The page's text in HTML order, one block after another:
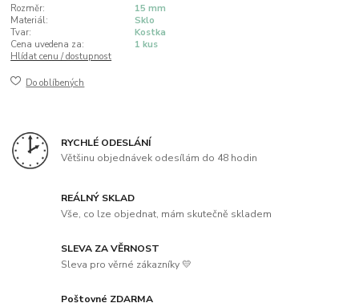
Rozměr:
15 mm
Materiál:
Sklo
Tvar:
Kostka
Cena uvedena za:
1 kus
Hlídat cenu / dostupnost
Do oblíbených
RYCHLÉ ODESLÁNÍ
Většinu objednávek odesílám do 48 hodin
REÁLNÝ SKLAD
Vše, co lze objednat, mám skutečně skladem
SLEVA ZA VĚRNOST
Sleva pro věrné zákazníky 💛
Poštovné ZDARMA